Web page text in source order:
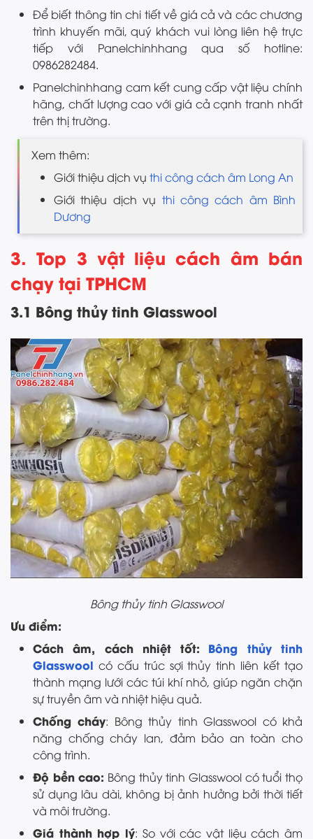
Để biết thông tin chi tiết về giá cả và các chương
trình khuyến mãi, quý khách vui lòng liên hệ trực
tiếp với Panelchinhhang qua số hotline:
0986282484.
Panelchinhhang cam kết cung cấp vật liệu chính
hãng, chất lượng cao với giá cả cạnh tranh nhất
trên thị trường.
Xem thêm:
Giới thiệu dịch vụ thi công cách âm Long An
Giới thiệu dịch vụ thi công cách âm Bình
Dương
3. Top 3 vật liệu cách âm bán
chạy tại TPHCM
3.1 Bông thủy tinh Glasswool
Bông thủy tinh Glasswool
Ưu điểm:
Cách âm, cách nhiệt tốt:
Bông thủy tinh
Glasswool có cấu trúc sợi thủy tinh liên kết tạo
thành mạng lưới các túi khí nhỏ, giúp ngăn chặn
sự truyền âm và nhiệt hiệu quả.
Chống cháy: Bông thủy tinh Glasswool có khả
năng chống cháy lan, đảm bảo an toàn cho
công trình.
Độ bền cao: Bông thủy tinh Glasswool có tuổi thọ
sử dụng lâu dài, không bị ảnh hưởng bởi thời tiết
và môi trường.
Giá thành hợp lý: So với các vật liệu cách âm